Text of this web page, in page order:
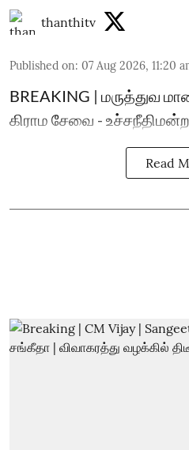
thanthitv
Published on: 07 Aug 2026, 11:20
BREAKING | மருத்துவ
கிராம சேவை -
Read